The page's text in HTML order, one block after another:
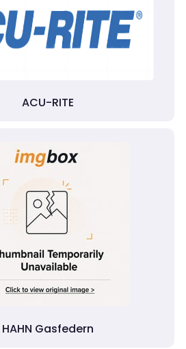
ACU-RITE
HAHN Gasfedern